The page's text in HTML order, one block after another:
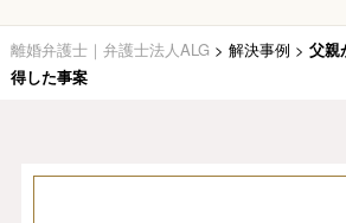
離婚弁護士｜弁護士法人ALG > 解決事例 > 父親
得した事案